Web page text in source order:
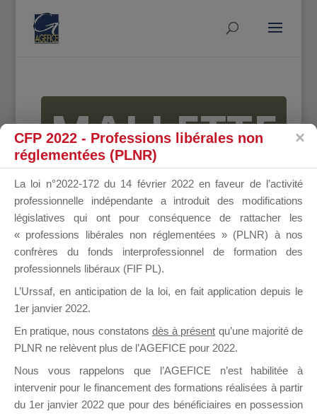
MALLETTE
DU
DIRIGEANT
il y a un mois
CFP 2022 - Professions libérales non
réglementées (PLNR)
La loi n°2022-172 du 14 février 2022 en faveur de l’activité
professionnelle indépendante a introduit des modifications
législatives qui ont pour conséquence de rattacher les
« professions libérales non réglementées » (PLNR) à nos
confrères du fonds interprofessionnel de formation des
professionnels libéraux (FIF PL).
L’Urssaf, en anticipation de la loi, en fait application depuis le
1er janvier 2022.
En pratique, nous constatons dès à présent qu’une majorité de
PLNR ne relèvent plus de l’AGEFICE pour 2022.
Nous vous rappelons que l’AGEFICE n’est habilitée à
intervenir pour le financement des formations réalisées à partir
du 1er janvier 2022 que pour des bénéficiaires en possession